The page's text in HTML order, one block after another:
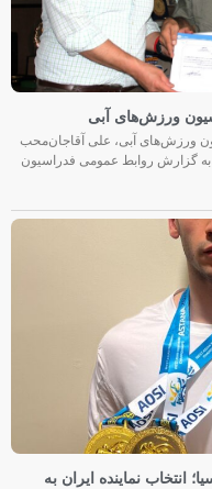
ورزش‌های آبی
آبی، علی آقاجان‌محب
گزارش روابط عمومی فدراسیون
نماینده ایران به